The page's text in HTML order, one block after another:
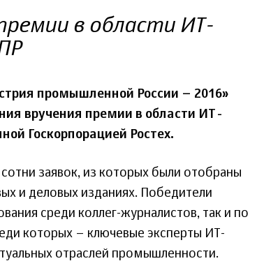
в области ИТ-
промышленной России – 2016»
вручения премии в области ИТ-
Госкорпорацией Ростех.
заявок, из которых были отобраны
и деловых изданиях. Победители
среди коллег-журналистов, так и по
которых – ключевые эксперты ИТ-
отраслей промышленности.